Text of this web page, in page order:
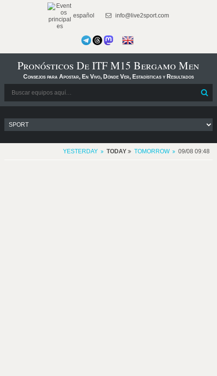
español info@live2sport.com
Pronósticos De ITF M15 Bergamo Men
Consejos para Apostar, En Vivo, Dónde Ver, Estadísticas y Resultados
YESTERDAY TODAY TOMORROW 09/08 09:48